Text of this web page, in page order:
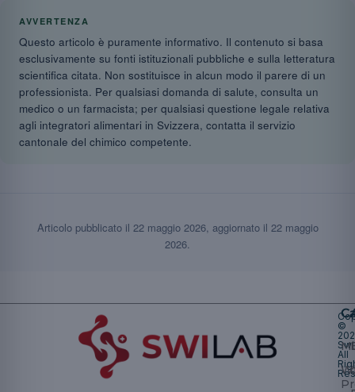
AVVERTENZA
Questo articolo è puramente informativo. Il contenuto si basa
esclusivamente su fonti istituzionali pubbliche e sulla letteratura
scientifica citata. Non sostituisce in alcun modo il parere di un
professionista. Per qualsiasi domanda di salute, consulta un
medico o un farmacista; per qualsiasi questione legale relativa
agli integratori alimentari in Svizzera, contatta il servizio
cantonale del chimico competente.
Articolo pubblicato il 22 maggio 2026, aggiornato il 22 maggio
2026
©
All